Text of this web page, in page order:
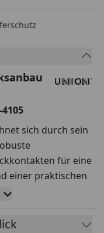
sich durch sein
für eine
einer praktischen
für den